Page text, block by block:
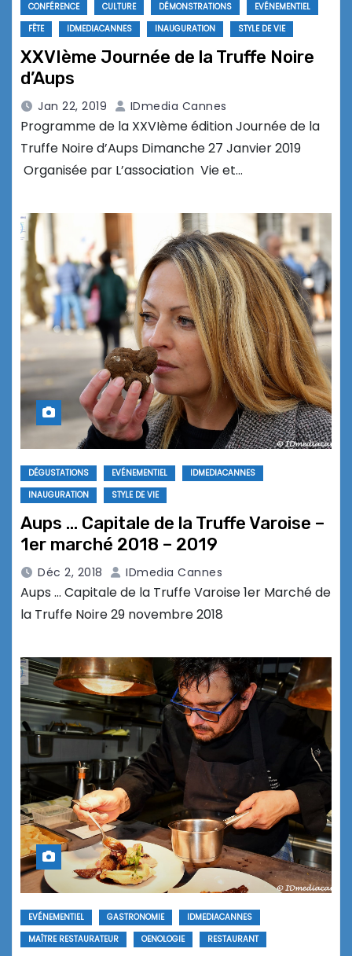
CONFÉRENCE CULTURE DÉMONSTRATIONS
EVÉNEMENTIEL
FÊTE
IDMEDIACANNES INAUGURATION STYLE DE VIE
XXVIème Journée de la Truffe Noire
d’Aups
Jan 22, 2019 IDmedia Cannes
Programme de la XXVIème édition Journée de la
Truffe Noire d’Aups Dimanche 27 Janvier 2019
Organisée par L’association Vie et…
DÉGUSTATIONS EVÉNEMENTIEL
IDMEDIACANNES
INAUGURATION
STYLE DE VIE
Aups … Capitale de la Truffe Varoise –
1er marché 2018 – 2019
Déc 2, 2018 IDmedia Cannes
Aups … Capitale de la Truffe Varoise 1er Marché de
la Truffe Noire 29 novembre 2018
EVÉNEMENTIEL GASTRONOMIE
IDMEDIACANNES
MAÎTRE RESTAURATEUR
OENOLOGIE RESTAURANT